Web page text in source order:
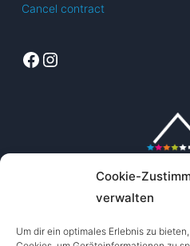
Cookie-
verwalten
Um dir ein optimales Erlebnis zu
Cancel contract
Facebook
Instagram